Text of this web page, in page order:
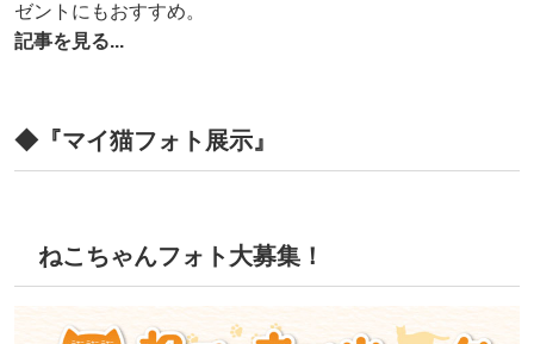
ゼントにもおすすめ。
記事を見る...
◆『マイ猫フォト展示』
ねこちゃんフォト大募集！